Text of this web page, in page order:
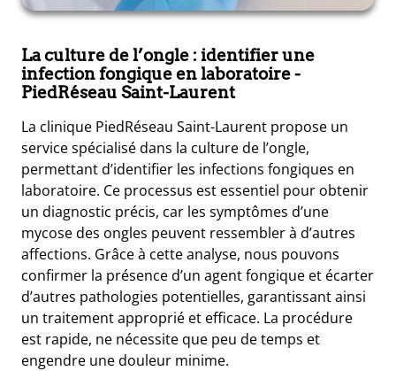
La culture de l’ongle : identifier une
infection fongique en laboratoire-
PiedRéseau Saint-Laurent
La clinique PiedRéseau Saint-Laurent propose un
service spécialisé dans la culture de l’ongle,
permettant d’identifier les infections fongiques en
laboratoire. Ce processus est essentiel pour obtenir
un diagnostic précis, car les symptômes d’une
mycose des ongles peuvent ressembler à d’autres
affections. Grâce à cette analyse, nous pouvons
confirmer la présence d’un agent fongique et écarter
d’autres pathologies potentielles, garantissant ainsi
un traitement approprié et efficace. La procédure
est rapide, ne nécessite que peu de temps et
engendre une douleur minime.